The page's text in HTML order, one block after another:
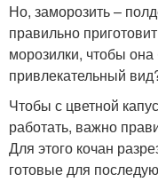
Но, заморозить –
правильно
морозилки, чтобы
привлекательный
Чтобы с цветной
работать, важно
Для этого кочан
готовые для